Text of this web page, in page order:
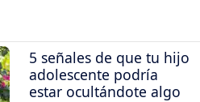
5 señales de que tu hijo
adolescente podría
estar ocultándote algo